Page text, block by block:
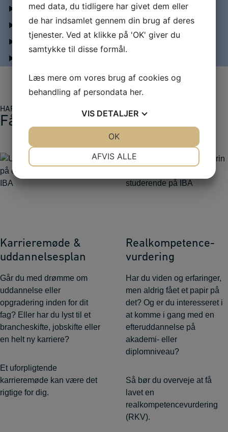
Optagelseskrav
Indledende studieforberedelse
Handelsbetingelser
HAR VI VÆKKET DIN INTERESSE?
Få mere information
Karrieremøde &
uddannelsesplan
Går du med drømme om
uddannelse eller
opgradering inden for dit
fag? Eller har du lyst til et
brancheskifte, jobskifte eller
en helt ny karriere?
Et uforpligtende
karrieremøde kan være det
rigtige for dig.
Realkompetence­
vurdering
Har du viden og erfaringer,
men aldrig fået et papir på
det? Og er du interesseret i
at komme i gang med en
efteruddannelse på
akademi- eller
diplomniveau?
Så bør du overveje at få
lavet en
realkompetencevurdering
(RKV).
med data, du tidligere har givet dem eller
de har indsamlet gennem din brug af deres
tjenester. Ved at klikke på 'OK' giver du
samtykke til disse formål.
Læs mere om vores brug af cookies og
behandling af persondata her.
VIS DETALJER
STATISTIK
AFVIS ALLE
OK